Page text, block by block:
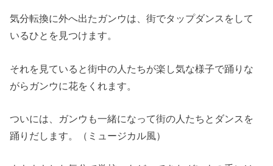
気分転換に外へ出たガンウは、街でタップダンスをして
いるひとを見つけます。
それを見ていると街中の人たちが楽し気な様子で踊りな
がらガンウに花をくれます。
ついには、ガンウも一緒になって街の人たちとダンスを
踊りだします。（ミュージカル風）